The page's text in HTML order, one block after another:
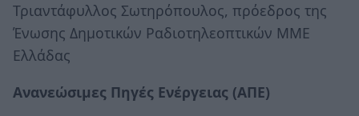
Τριαντάφυλλος Σωτηρόπουλος, πρόεδρος της
Ένωσης Δημοτικών Ραδιοτηλεοπτικών ΜΜΕ
Ελλάδας
Ανανεώσιμες Πηγές Ενέργειας (ΑΠΕ)